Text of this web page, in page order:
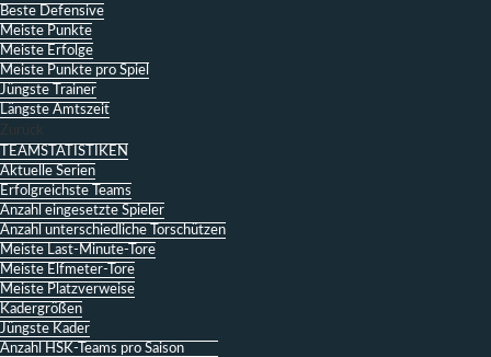
Beste Defensive
Meiste Punkte
Meiste Erfolge
Meiste Punkte pro Spiel
Jüngste Trainer
Längste Amtszeit
Zurück
TEAMSTATISTIKEN
Aktuelle Serien
Erfolgreichste Teams
Anzahl eingesetzte Spieler
Anzahl unterschiedliche Torschützen
Meiste Last-Minute-Tore
Meiste Elfmeter-Tore
Meiste Platzverweise
Kadergrößen
Jüngste Kader
Anzahl HSK-Teams pro Saison